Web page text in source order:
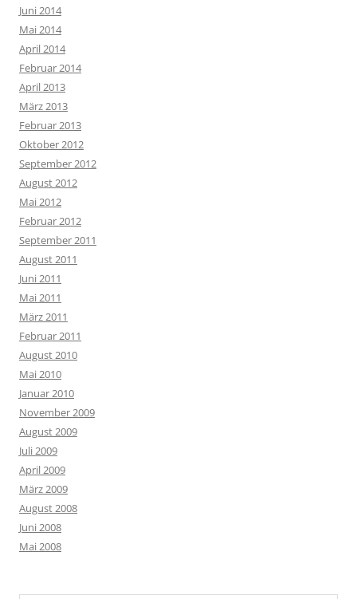
Juni 2014
Mai 2014
April 2014
Februar 2014
April 2013
März 2013
Februar 2013
Oktober 2012
September 2012
August 2012
Mai 2012
Februar 2012
September 2011
August 2011
Juni 2011
Mai 2011
März 2011
Februar 2011
August 2010
Mai 2010
Januar 2010
November 2009
August 2009
Juli 2009
April 2009
März 2009
August 2008
Juni 2008
Mai 2008